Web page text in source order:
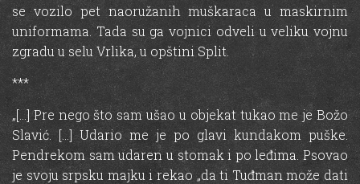
se vozilo pet naoružanih muškaraca u maskirnim
uniformama. Tada su ga vojnici odveli u veliku vojnu
zgradu u selu Vrlika, u opštini Split.
***
„[…] Pre nego što sam ušao u objekat tukao me je Božo
Slavić. […] Udario me je po glavi kundakom puške.
Pendrekom sam udaren u stomak i po leđima. Psovao
je svoju srpsku majku i rekao „da ti Tuđman može dati